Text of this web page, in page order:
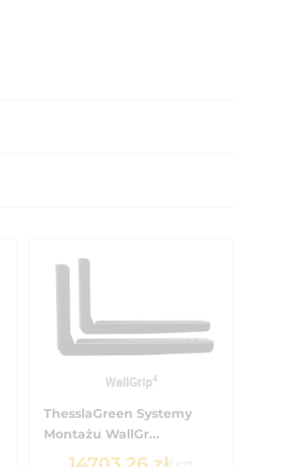
ThesslaGreen Systemy
Montażu WallGr...